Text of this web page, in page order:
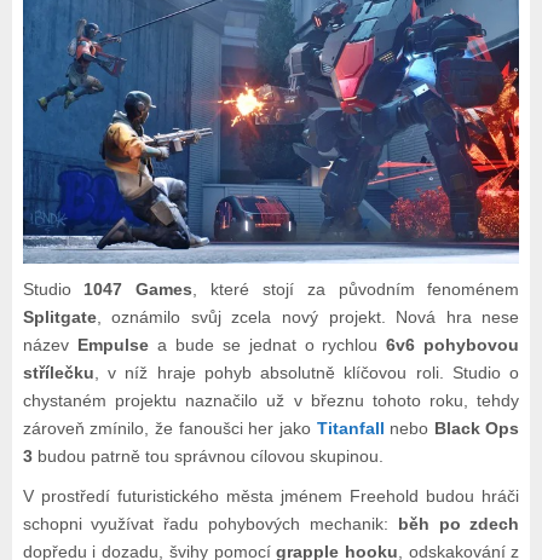
Studio 1047 Games, které stojí za původním fenoménem
Splitgate, oznámilo svůj zcela nový projekt. Nová hra nese
název Empulsea bude se jednat o rychlou6v6 pohybovou
střílečku, v níž hraje pohyb absolutně klíčovou roli. Studio o
chystaném projektu naznačilo už v březnu tohoto roku, tehdy
zároveň zmínilo, že fanoušci her jako Titanfall nebo Black Ops
3budou patrně tou správnou cílovou skupinou.
V prostředí futuristického města jménem Freehold budou hráči
schopni využívat řadu pohybových mechanik: běh po zdech
dopředu i dozadu, švihy pomocígrapple hooku, odskakování z